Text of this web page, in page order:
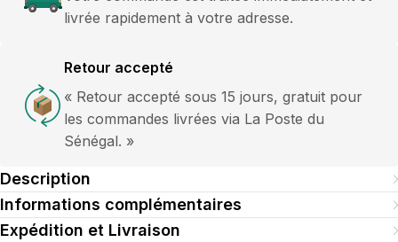
livrée rapidement à votre adresse.
Retour accepté
« Retour accepté sous 15 jours, gratuit pour
les commandes livrées via La Poste du
Sénégal. »
Description
Informations complémentaires
Expédition et Livraison